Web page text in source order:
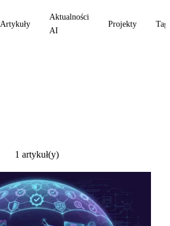
Artykuły
Aktualności
AI
Projekty Tagi
1 artykuł(y)